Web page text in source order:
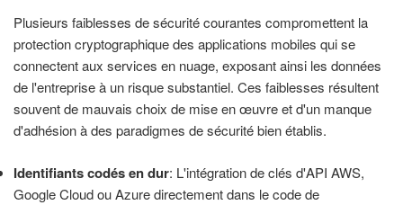
Plusieurs faiblesses de sécurité courantes compromettent la
protection cryptographique des applications mobiles qui se
connectent aux services en nuage, exposant ainsi les données
de l'entreprise à un risque substantiel. Ces faiblesses résultent
souvent de mauvais choix de mise en œuvre et d'un manque
d'adhésion à des paradigmes de sécurité bien établis.
Identifiants codés en dur: L'intégration de clés d'API AWS,
Google Cloud ou Azure directement dans le code de